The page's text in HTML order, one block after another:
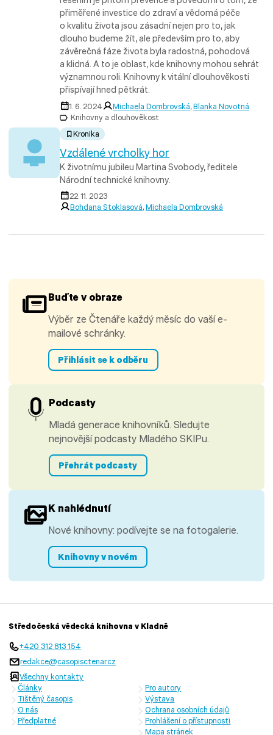
přiměřené investice do zdraví a vědomá péče
o kvalitu života jsou zásadní nejen pro to, jak
dlouho budeme žít, ale především pro to, aby
závěrečná fáze života byla radostná, pohodová
a klidná. A to je oblast, kde knihovny mohou sehrát
významnou roli. Knihovny k vitální dlouhověkosti
přispívají hned pětkrát.
1. 6. 2024 Michaela Dombrovská,Blanka Novotná
Knihovny a dlouhověkost
Kronika
Vzdálené vrcholky hor
K životnímu jubileu Martina Svobody, ředitele
Národní technické knihovny.
22. 11. 2023
Bohdana Stoklasová,Michaela Dombrovská
Buďte v obraze
Výběr ze Čtenáře každý měsíc do vaší e-
mailové schránky.
Přihlásit se k odběru
Podcasty
Mladá generace knihovníků. Sledujte
nejnovější podcasty Mladého SKIPu.
Přehrát podcasty
K nahlédnutí
Nové knihovny: podívejte se na fotogalerie.
Knihovny v novém
Středočeská vědecká knihovna v Kladně
+420 312 813 154
redakce@casopisctenar.cz
Všechny kontakty
Články
Tištěný časopis
O nás
Předplatné
Pro autory
Výstava
Ochrana osobních údajů
Prohlášení o přístupnosti
Mapa stránek